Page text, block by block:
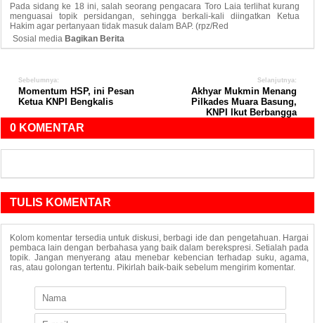
Pada sidang ke 18 ini, salah seorang pengacara Toro Laia terlihat kurang
menguasai topik persidangan, sehingga berkali-kali diingatkan Ketua
Hakim agar pertanyaan tidak masuk dalam BAP. (rpz/Red
Sosial media Bagikan Berita
Sebelumnya:
Momentum HSP, ini Pesan
Ketua KNPI Bengkalis
Selanjutnya:
Akhyar Mukmin Menang
Pilkades Muara Basung,
KNPI Ikut Berbangga
0 KOMENTAR
TULIS KOMENTAR
Kolom komentar tersedia untuk diskusi, berbagi ide dan pengetahuan. Hargai
pembaca lain dengan berbahasa yang baik dalam berekspresi. Setialah pada
topik. Jangan menyerang atau menebar kebencian terhadap suku, agama,
ras, atau golongan tertentu. Pikirlah baik-baik sebelum mengirim komentar.